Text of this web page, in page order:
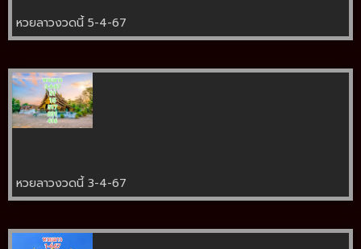
หวยลาวงวดนี้ 5-4-67
หวยลาวงวดนี้ 3-4-67